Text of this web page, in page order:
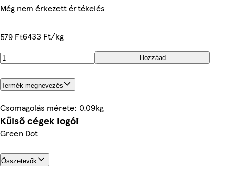
Még nem érkezett értékelés
579 Ft6433 Ft/kg
Hozzáad
Termék megnevezés
Csomagolás mérete: 0.09kg
Külső cégek logói
Green Dot
Összetevők